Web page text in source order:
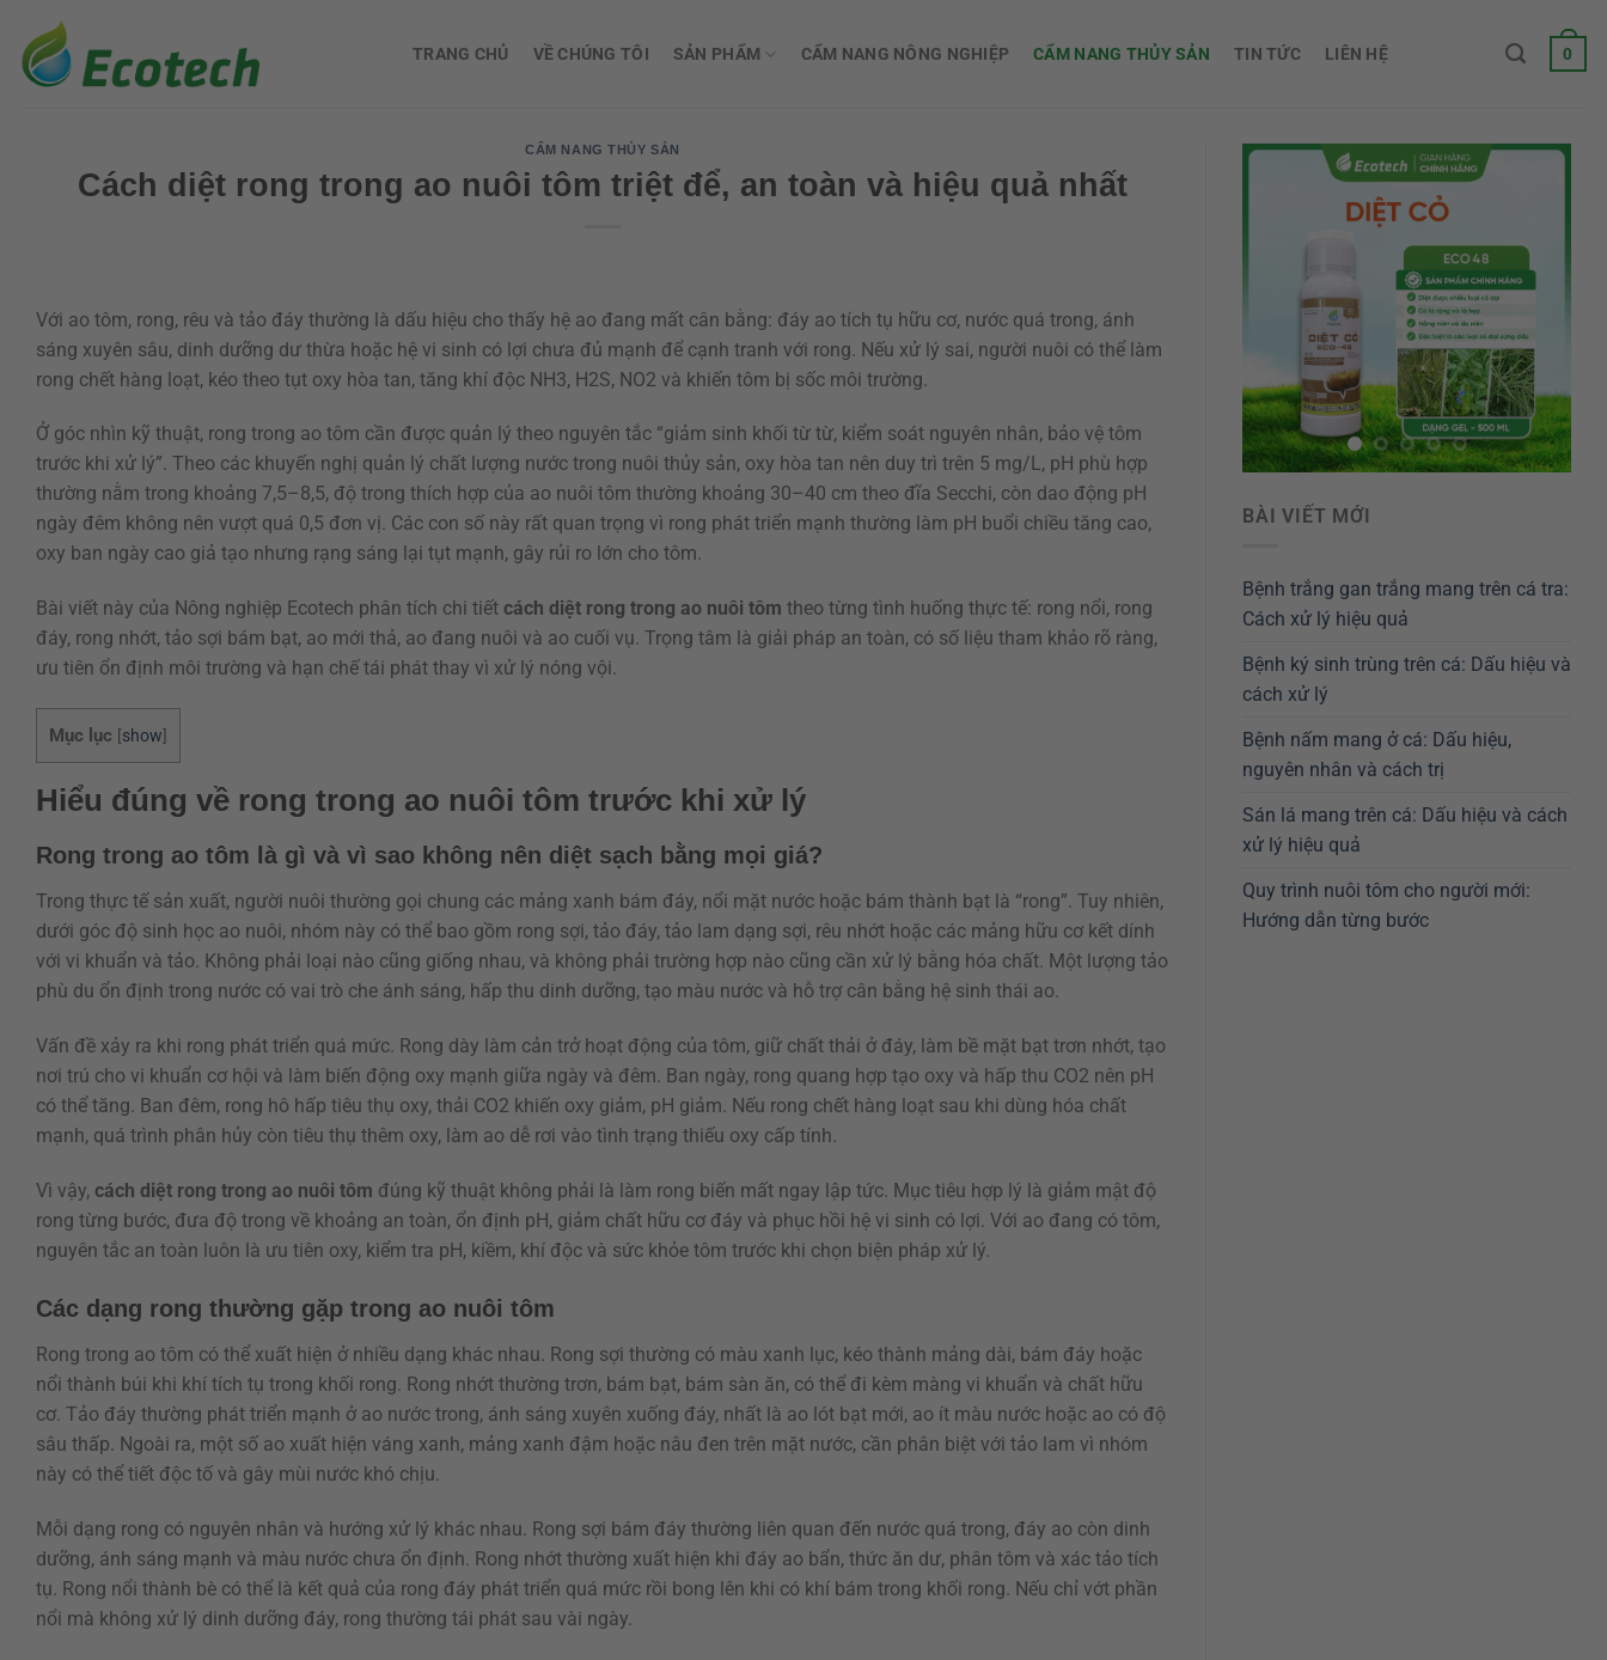
qua
nội
TRANG CHỦ VỀ CHÚNG TÔI SẢN PHẨM CẨM NANG NÔNG NGHIỆP CẨM NANG THỦY SẢN TIN TỨC LIÊN HỆ 0
CẨM NANG THỦY SẢN
Cách diệt rong trong ao nuôi tôm triệt để, an toàn và hiệu quả nhất
Với ao tôm, rong, rêu và tảo đáy thường là dấu hiệu cho thấy hệ ao đang mất cân bằng: đáy ao tích tụ hữu cơ, nước quá trong, ánh
sáng xuyên sâu, dinh dưỡng dư thừa hoặc hệ vi sinh có lợi chưa đủ mạnh để cạnh tranh với rong. Nếu xử lý sai, người nuôi có thể làm
rong chết hàng loạt, kéo theo tụt oxy hòa tan, tăng khí độc NH3, H2S, NO2 và khiến tôm bị sốc môi trường.
Ở góc nhìn kỹ thuật, rong trong ao tôm cần được quản lý theo nguyên tắc “giảm sinh khối từ từ, kiểm soát nguyên nhân, bảo vệ tôm
trước khi xử lý”. Theo các khuyến nghị quản lý chất lượng nước trong nuôi thủy sản, oxy hòa tan nên duy trì trên 5 mg/L, pH phù hợp
thường nằm trong khoảng 7,5–8,5, độ trong thích hợp của ao nuôi tôm thường khoảng 30–40 cm theo đĩa Secchi, còn dao động pH
ngày đêm không nên vượt quá 0,5 đơn vị. Các con số này rất quan trọng vì rong phát triển mạnh thường làm pH buổi chiều tăng cao,
oxy ban ngày cao giả tạo nhưng rạng sáng lại tụt mạnh, gây rủi ro lớn cho tôm.
Bài viết này của Nông nghiệp Ecotech phân tích chi tiết cách diệt rong trong ao nuôi tôm theo từng tình huống thực tế: rong nổi, rong
đáy, rong nhớt, tảo sợi bám bạt, ao mới thả, ao đang nuôi và ao cuối vụ. Trọng tâm là giải pháp an toàn, có số liệu tham khảo rõ ràng,
ưu tiên ổn định môi trường và hạn chế tái phát thay vì xử lý nóng vội.
Mục lục [show]
Hiểu đúng về rong trong ao nuôi tôm trước khi xử lý
Rong trong ao tôm là gì và vì sao không nên diệt sạch bằng mọi giá?
Trong thực tế sản xuất, người nuôi thường gọi chung các mảng xanh bám đáy, nổi mặt nước hoặc bám thành bạt là “rong”. Tuy nhiên,
dưới góc độ sinh học ao nuôi, nhóm này có thể bao gồm rong sợi, tảo đáy, tảo lam dạng sợi, rêu nhớt hoặc các mảng hữu cơ kết dính
với vi khuẩn và tảo. Không phải loại nào cũng giống nhau, và không phải trường hợp nào cũng cần xử lý bằng hóa chất. Một lượng tảo
phù du ổn định trong nước có vai trò che ánh sáng, hấp thu dinh dưỡng, tạo màu nước và hỗ trợ cân bằng hệ sinh thái ao.
Vấn đề xảy ra khi rong phát triển quá mức. Rong dày làm cản trở hoạt động của tôm, giữ chất thải ở đáy, làm bề mặt bạt trơn nhớt, tạo
nơi trú cho vi khuẩn cơ hội và làm biến động oxy mạnh giữa ngày và đêm. Ban ngày, rong quang hợp tạo oxy và hấp thu CO2 nên pH
có thể tăng. Ban đêm, rong hô hấp tiêu thụ oxy, thải CO2 khiến oxy giảm, pH giảm. Nếu rong chết hàng loạt sau khi dùng hóa chất
mạnh, quá trình phân hủy còn tiêu thụ thêm oxy, làm ao dễ rơi vào tình trạng thiếu oxy cấp tính.
Vì vậy, cách diệt rong trong ao nuôi tôm đúng kỹ thuật không phải là làm rong biến mất ngay lập tức. Mục tiêu hợp lý là giảm mật độ
rong từng bước, đưa độ trong về khoảng an toàn, ổn định pH, giảm chất hữu cơ đáy và phục hồi hệ vi sinh có lợi. Với ao đang có tôm,
nguyên tắc an toàn luôn là ưu tiên oxy, kiểm tra pH, kiềm, khí độc và sức khỏe tôm trước khi chọn biện pháp xử lý.
Các dạng rong thường gặp trong ao nuôi tôm
Rong trong ao tôm có thể xuất hiện ở nhiều dạng khác nhau. Rong sợi thường có màu xanh lục, kéo thành mảng dài, bám đáy hoặc
nổi thành búi khi khí tích tụ trong khối rong. Rong nhớt thường trơn, bám bạt, bám sàn ăn, có thể đi kèm màng vi khuẩn và chất hữu
cơ. Tảo đáy thường phát triển mạnh ở ao nước trong, ánh sáng xuyên xuống đáy, nhất là ao lót bạt mới, ao ít màu nước hoặc ao có độ
sâu thấp. Ngoài ra, một số ao xuất hiện váng xanh, mảng xanh đậm hoặc nâu đen trên mặt nước, cần phân biệt với tảo lam vì nhóm
này có thể tiết độc tố và gây mùi nước khó chịu.
Mỗi dạng rong có nguyên nhân và hướng xử lý khác nhau. Rong sợi bám đáy thường liên quan đến nước quá trong, đáy ao còn dinh
dưỡng, ánh sáng mạnh và màu nước chưa ổn định. Rong nhớt thường xuất hiện khi đáy ao bẩn, thức ăn dư, phân tôm và xác tảo tích
tụ. Rong nổi thành bè có thể là kết quả của rong đáy phát triển quá mức rồi bong lên khi có khí bám trong khối rong. Nếu chỉ vớt phần
nổi mà không xử lý dinh dưỡng đáy, rong thường tái phát sau vài ngày.
BÀI VIẾT MỚI
Bệnh trắng gan trắng mang trên cá tra:
Cách xử lý hiệu quả
Bệnh ký sinh trùng trên cá: Dấu hiệu và
cách xử lý
Bệnh nấm mang ở cá: Dấu hiệu,
nguyên nhân và cách trị
Sán lá mang trên cá: Dấu hiệu và cách
xử lý hiệu quả
Quy trình nuôi tôm cho người mới:
Hướng dẫn từng bước